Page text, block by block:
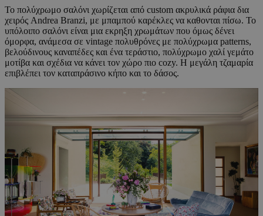
Το πολύχρωμο σαλόνι χωρίζεται από custom ακρυλικά ράφια δια
χειρός Andrea Branzi, με μπαμπού καρέκλες να καθονται πίσω. Το
υπόλοιπο σαλόνι είναι μια εκρηξη χρωμάτων που όμως δένει
όμορφα, ανάμεσα σε vintage πολυθρόνες με πολύχρωμα patterns,
βελούδινους καναπέδες και ένα τεράστιο, πολύχρωμο χαλί γεμάτο
μοτίβα και σχέδια να κάνει τον χώρο πιο cozy. H μεγάλη τζαμαρία
επιβλέπει τον καταπράσινο κήπο και το δάσος.